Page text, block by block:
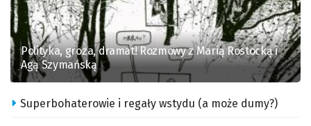
Polityka, groza, dramat! Rozmowy z Marią Rostocką i
Agą Szymańską
Superbohaterowie i regały wstydu (a może dumy?)